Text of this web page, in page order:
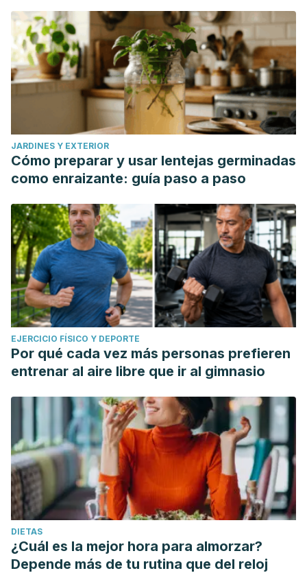
JARDINES Y EXTERIOR
Cómo preparar y usar lentejas germinadas
como enraizante: guía paso a paso
EJERCICIO FÍSICO Y DEPORTE
Por qué cada vez más personas prefieren
entrenar al aire libre que ir al gimnasio
DIETAS
¿Cuál es la mejor hora para almorzar?
Depende más de tu rutina que del reloj